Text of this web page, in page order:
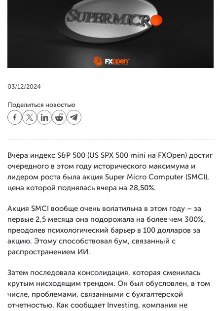
03/12/2024
Поделиться новостью
Вчера индекс S&P 500 (US SPX 500 mini на FXOpen) достиг
очередного в этом году исторического максимума и
лидером роста была акция Super Micro Computer (SMCI),
цена которой поднялась вчера на 28,50%.
Акция SMCI вообще очень волатильна в этом году – за
первые 2,5 месяца она подорожала на более чем 300%,
преодолев психологический барьер в 100 долларов за
акцию. Этому способствовал бум, связанный с
распространением ИИ.
Затем последовала консолидация, которая сменилась
крутым нисходящим трендом. Он был обусловлен, в том
числе, проблемами, связанными с бухгалтерской
отчетностью. Как сообщает Investing, компания не